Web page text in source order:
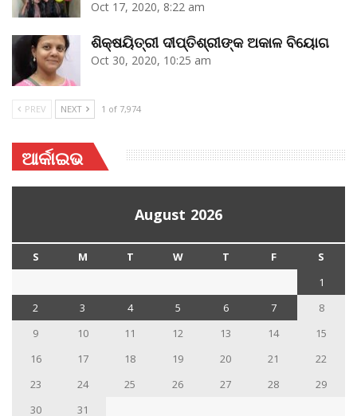
Oct 17, 2020, 8:22 am
ଶିକ୍ଷୟିତ୍ରୀ ଦୀପ୍ତିଶ୍ରୀଙ୍କ ଅକାଳ ବିୟୋଗ
Oct 30, 2020, 10:25 am
PREV NEXT 1 of 7,974
ଆର୍କାଇଭ
August 2026
S M T W T F
S
1
2
3 4 5 6 7
8
9
10 11 12 13 14
15
16
17 18 19 20 21
22
23
24 25 26 27 28
29
30
31